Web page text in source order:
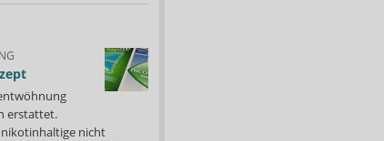
erstattet.
nicht